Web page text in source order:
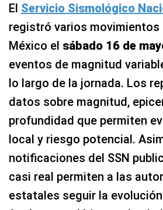
El Servicio Sismológico
registró varios movimientos
México el sábado 16 de
eventos de magnitud
lo largo de la jornada. Los
datos sobre magnitud,
profundidad que permiten
local y riesgo potencial.
notificaciones del SSN
casi real permiten a las
estatales seguir la